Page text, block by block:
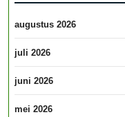
augustus 2026
juli 2026
juni 2026
mei 2026